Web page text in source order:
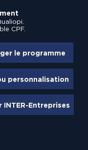
CPF.
le programme
personnalisation
INTER-Entreprises